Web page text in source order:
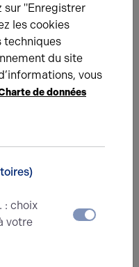
affichés non contractuels
G
serre
sur "Enregistrer
les cookies
techniques
du site
vous
de données
: choix
votre